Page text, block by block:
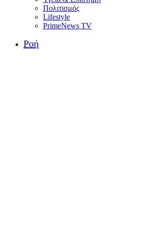
Πολιτισμός
Lifestyle
PrimeNews TV
Ροή